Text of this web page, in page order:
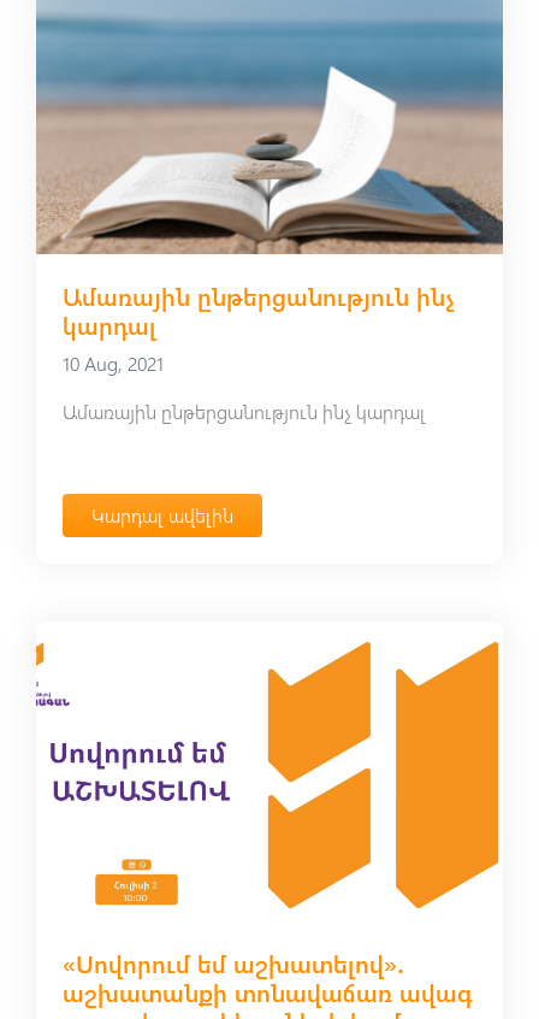
Ամառային ընթերցանություն ինչ
կարդալ
10 Aug, 2021
Ամառային ընթերցանություն ինչ կարդալ
Կարդալ ավելին
«Սովորում եմ աշխատելով»․
աշխատանքի տոնավաճառ ավագ